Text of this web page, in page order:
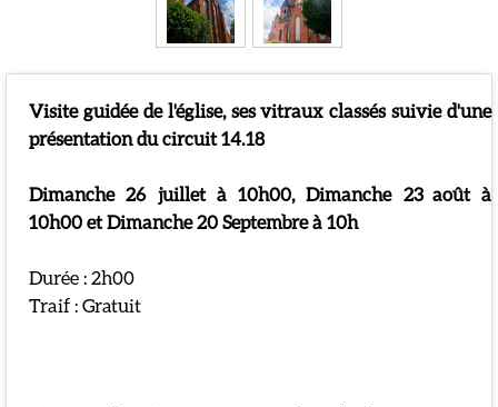
Présentation
Visite guidée de l'église, ses vitraux classés suivie d'une
présentation du circuit 14.18
Dimanche 26 juillet à 10h00, Dimanche 23 août à
10h00 et Dimanche 20 Septembre à 10h
Durée : 2h00
Traif : Gratuit